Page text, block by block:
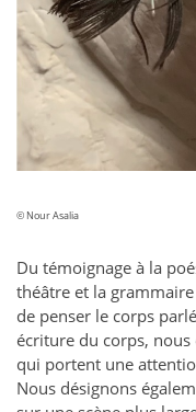
© Nour Asalia
Du témoignage à la
théâtre et la
de penser le corps
écriture du corps,
qui portent une
Nous désignons